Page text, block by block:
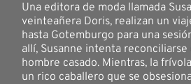
Una editora de moda llamada
veinteañera Doris, realizan un
hasta Gotemburgo para una
allí, Susanne intenta reconciliarse
hombre casado. Mientras, la
un rico caballero que se